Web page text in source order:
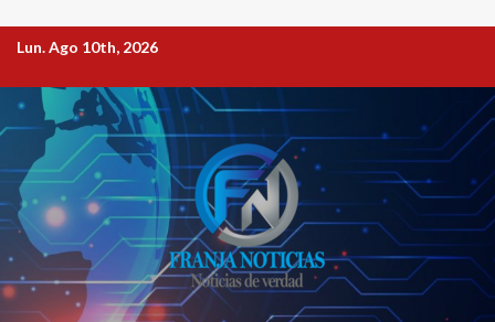
Lun. Ago 10th, 2026